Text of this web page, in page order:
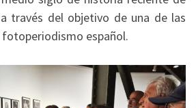
través del objetivo de una de las
español.